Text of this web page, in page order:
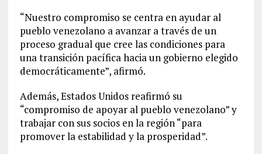
“Nuestro compromiso se centra en ayudar al
pueblo venezolano a avanzar a través de un
proceso gradual que cree las condiciones para
una transición pacífica hacia un gobierno elegido
democráticamente”, afirmó.
Además, Estados Unidos reafirmó su
“compromiso de apoyar al pueblo venezolano” y
trabajar con sus socios en la región “para
promover la estabilidad y la prosperidad”.